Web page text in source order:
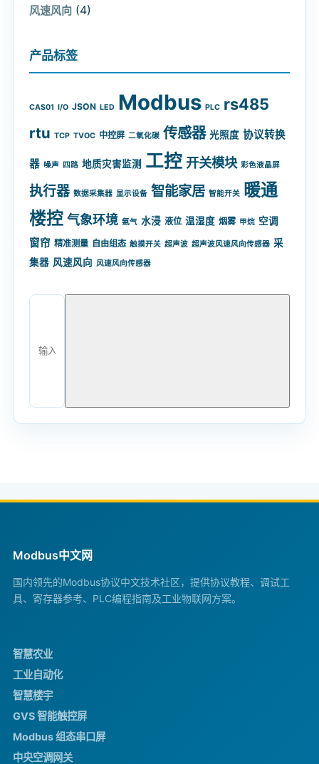
风速风向 (4)
产品标签
CAS01 I/O JSON LED Modbus PLC rs485
rtu TCP TVOC 中控屏 二氧化碳 传感器 光照度 协议转换
器 噪声 四路 地质灾害监测 工控 开关模块 彩色液晶屏
执行器 数据采集器 显示设备 智能家居 智能开关
暖通
楼控 气象环境 氨气 水浸 液位 温湿度 烟雾 甲烷 空调
窗帘 精准测量 自由组态 触摸开关 超声波 超声波风速风向传感器 采
集器 风速风向 风速风向传感器
Modbus中文网
国内领先的Modbus协议中文技术社区，提供协议教程、调试工
具、寄存器参考、PLC编程指南及工业物联网方案。
智慧农业
工业自动化
智慧楼宇
GVS 智能触控屏
Modbus 组态串口屏
中央空调网关